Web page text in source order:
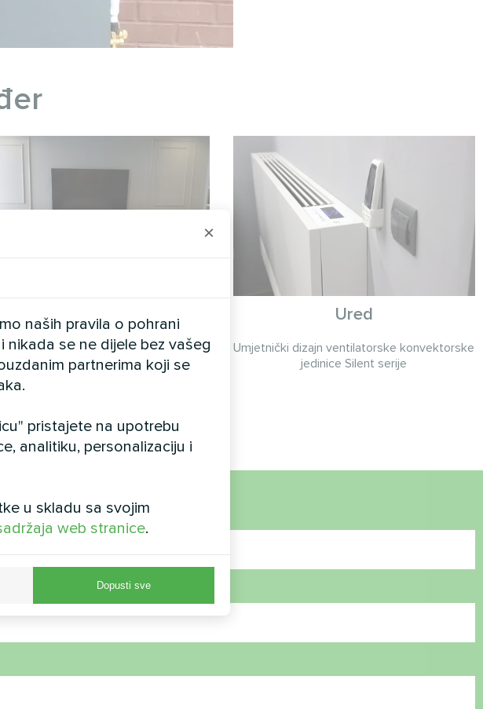
Privatna kuća
dizajn ventilatorske konvektorske
jedinice Silent serije
Ured
Umjetnički dizajn ventilatorske konvektorske
jedinice Silent serije
×
naših pravila o pohrani
nikada se ne dijele bez vašeg
partnerima koji se
pristajete na upotrebu
analitiku, personalizaciju i
u skladu sa svojim
web stranice.
Dopusti sve